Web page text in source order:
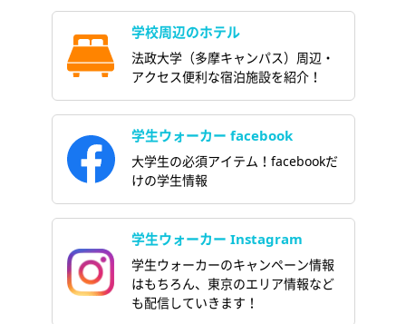
学校周辺のホテル
法政大学（多摩キャンパス）周辺・
アクセス便利な宿泊施設を紹介！
学生ウォーカー facebook
大学生の必須アイテム！facebookだ
けの学生情報
学生ウォーカー Instagram
学生ウォーカーのキャンペーン情報
はもちろん、東京のエリア情報など
も配信していきます！